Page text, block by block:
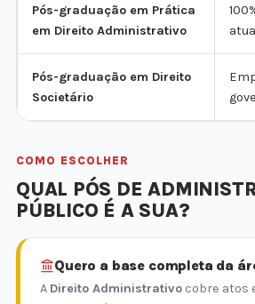
Pós-graduação em Prática
em Direito Administrativo
Pós-graduação em Direito
Societário
COMO ESCOLHER
QUAL PÓS DE
PÚBLICO É A SUA?
Quero a base completa da
A Direito Administrativo cobre atos